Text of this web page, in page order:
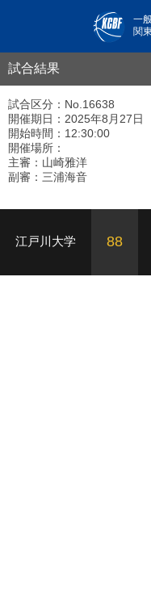
一
関
試合結果
試合区分：No.16638
開催期日：2025年8月27日
開始時間：12:30:00
開催場所：
主審：山崎雅洋
副審：三浦海音
江戸川大学 88